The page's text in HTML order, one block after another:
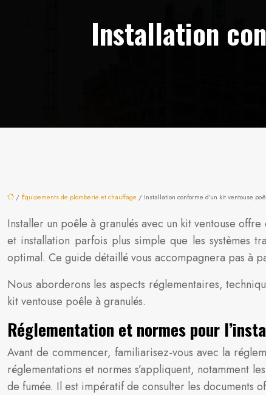
Installation
/ Équipements de plomberie et chauffage / Installation conforme d’un kit ventouse
Installer un poêle à granulés avec un kit ventouse
et installation parfois plus simple que les systèmes
optimal. Ce guide détaillé vous accompagnera pas à
Nous aborderons les aspects réglementaires,
kit ventouse poêle à granulés.
Réglementation et normes pour
Avant de commencer, familiarisez-vous avec la
réglementations et normes s’appliquent, notamment
de fumée. Il est impératif de consulter les documents